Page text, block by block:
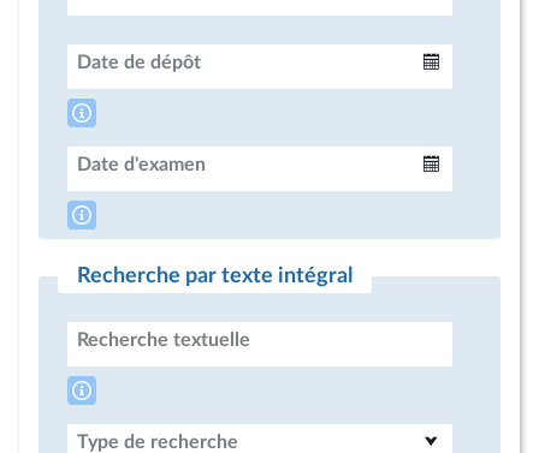
Date de dépôt
Date d'examen
Recherche par texte intégral
Recherche textuelle
Type de recherche